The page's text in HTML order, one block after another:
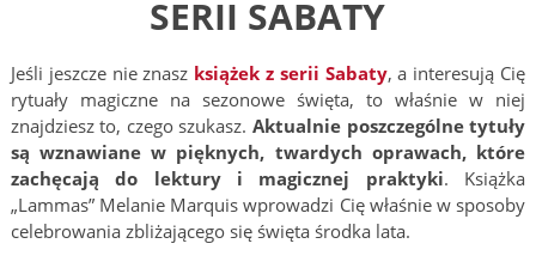
SERII SABATY
Jeśli jeszcze nie znasz książek z serii Sabaty, a interesują Cię
rytuały magiczne na sezonowe święta, to właśnie w niej
znajdziesz to, czego szukasz.Aktualnie poszczególne tytuły
są wznawiane w pięknych, twardych oprawach, które
zachęcają do lektury i magicznej praktyki. Książka
„Lammas” Melanie Marquis wprowadzi Cię właśnie w sposoby
celebrowania zbliżającego się święta środka lata.